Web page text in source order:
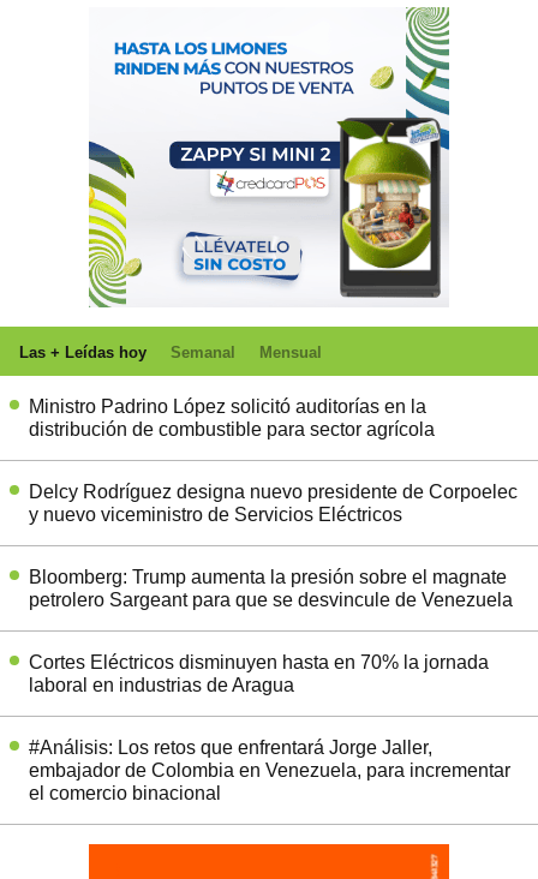
Las + Leídas hoy Semanal Mensual
Ministro Padrino López solicitó auditorías en la
distribución de combustible para sector agrícola
Delcy Rodríguez designa nuevo presidente de Corpoelec
y nuevo viceministro de Servicios Eléctricos
Bloomberg: Trump aumenta la presión sobre el magnate
petrolero Sargeant para que se desvincule de Venezuela
Cortes Eléctricos disminuyen hasta en 70% la jornada
laboral en industrias de Aragua
#Análisis: Los retos que enfrentará Jorge Jaller,
embajador de Colombia en Venezuela, para incrementar
el comercio binacional